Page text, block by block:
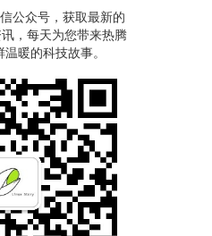
公众号，获取最新的
，每天为您带来热腾
暖的科技故事。